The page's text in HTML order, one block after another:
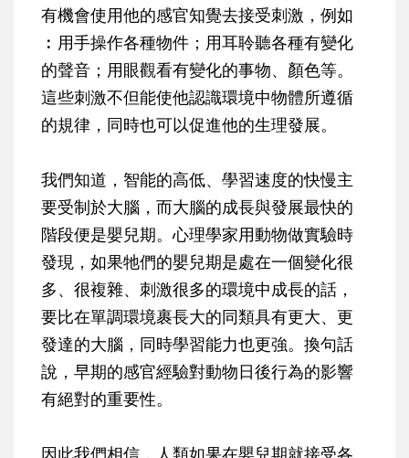
有機會使用他的感官知覺去接受刺激，例如
︰用手操作各種物件；用耳聆聽各種有變化
的聲音；用眼觀看有變化的事物、顏色等。
這些刺激不但能使他認識環境中物體所遵循
的規律，同時也可以促進他的生理發展。
我們知道，智能的高低、學習速度的快慢主
要受制於大腦，而大腦的成長與發展最快的
階段便是嬰兒期。心理學家用動物做實驗時
發現，如果牠們的嬰兒期是處在一個變化很
多、很複雜、刺激很多的環境中成長的話，
要比在單調環境裹長大的同類具有更大、更
發達的大腦，同時學習能力也更強。換句話
說，早期的感官經驗對動物日後行為的影響
有絕對的重要性。
因此我們相信，人類如果在嬰兒期就接受各